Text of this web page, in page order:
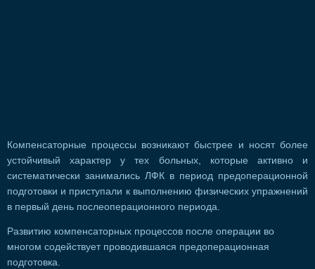
Компенсаторные процессы возникают быстрее и носят более
устойчивый характер у тех больных, которые активно и
систематически занимались ЛФК в период предоперационной
подготовки и приступали к выполнению физических упражнений
в первый день послеоперационного периода.
Развитию компенсаторных процессов после операции во
многом содействует проводившаяся предоперационная
подготовка.